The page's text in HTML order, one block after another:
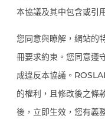
本協議及其中包含或引
您同意與瞭解，網站的
冊要求約束。您同意遵
成違反本協議。
的權利，且修改後之條
後，立即生效，您有義